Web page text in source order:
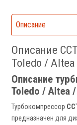
Описание
Описание
Toledo / Altea
Описание
Toledo / Altea
Турбокомпрессор
предназначен для